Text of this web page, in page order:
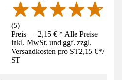
(5)
Preis — 2,15 € * Alle Preise
inkl. MwSt. und ggf. zzgl.
Versandkosten pro ST2,15 €*/
ST